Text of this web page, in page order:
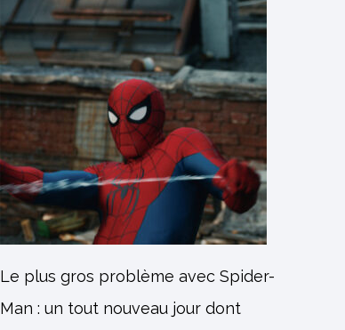
Le plus gros problème avec Spider-
Man : un tout nouveau jour dont